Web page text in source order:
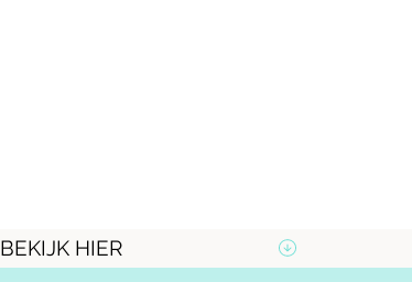
BEKIJK HIER